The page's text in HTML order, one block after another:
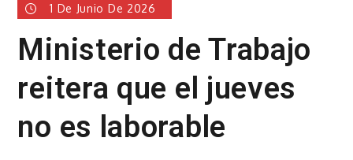
1 De Junio De 2026
Ministerio de Trabajo
reitera que el jueves
no es laborable